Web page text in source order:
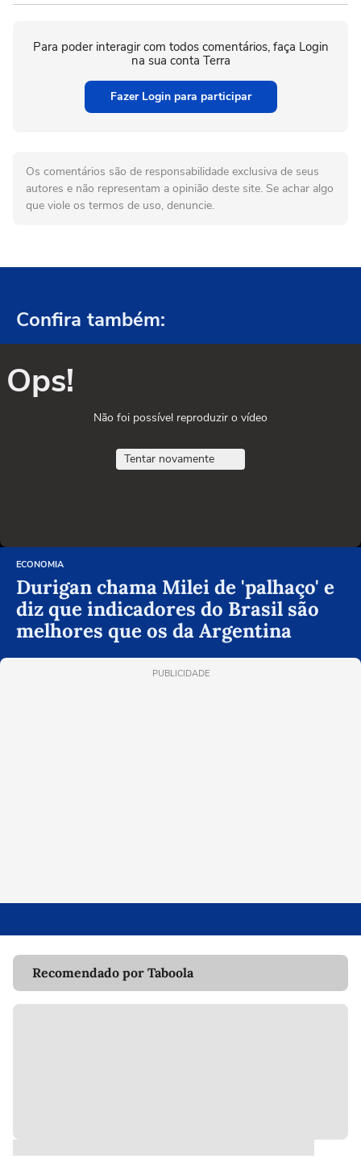
Para poder interagir com todos comentários, faça Login
na sua conta Terra
Fazer Login para participar
Os comentários são de responsabilidade exclusiva de seus
autores e não representam a opinião deste site. Se achar algo
que viole os termos de uso, denuncie.
Confira também:
Ops!
Não foi possível reproduzir o vídeo
Tentar novamente
ECONOMIA
Durigan chama Milei de 'palhaço' e
diz que indicadores do Brasil são
melhores que os da Argentina
PUBLICIDADE
Recomendado por Taboola